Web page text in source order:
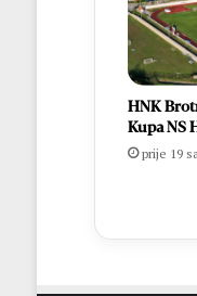
HNK
Kupa NS
prije 19